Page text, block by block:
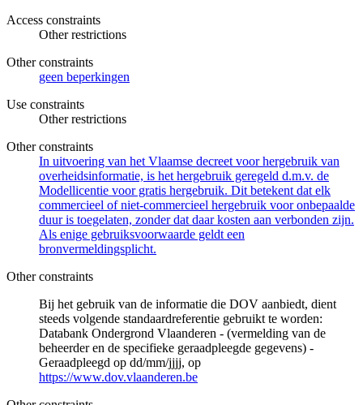
Access constraints
Other restrictions
Other constraints
geen beperkingen
Use constraints
Other restrictions
Other constraints
In uitvoering van het Vlaamse decreet voor hergebruik van
overheidsinformatie, is het hergebruik geregeld d.m.v. de
Modellicentie voor gratis hergebruik. Dit betekent dat elk
commercieel of niet-commercieel hergebruik voor onbepaalde
duur is toegelaten, zonder dat daar kosten aan verbonden zijn.
Als enige gebruiksvoorwaarde geldt een
bronvermeldingsplicht.
Other constraints
Bij het gebruik van de informatie die DOV aanbiedt, dient
steeds volgende standaardreferentie gebruikt te worden:
Databank Ondergrond Vlaanderen - (vermelding van de
beheerder en de specifieke geraadpleegde gegevens) -
Geraadpleegd op dd/mm/jjjj, op
https://www.dov.vlaanderen.be